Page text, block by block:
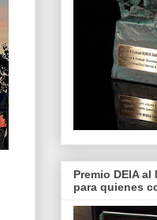
Premio DEIA
para quienes